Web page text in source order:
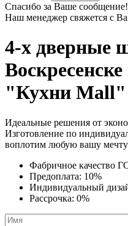
Спасибо за Ваше сообщение!
Наш менеджер свяжется с
4-х дверные
"Кухни Mall"
Идеальные решения от
Изготовление по
воплотим любую вашу
Фабричное качество
Предоплата: 10%
Индивидуальный
Рассрочка: 0%